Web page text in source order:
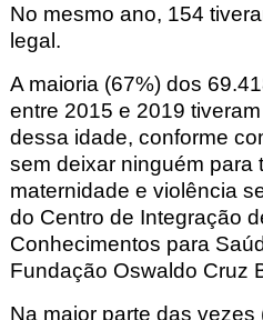
No mesmo ano, 154
legal.
A maioria (67%) dos
entre 2015 e 2019
dessa idade, conforme
sem deixar ninguém para
maternidade e violência
do Centro de Integração
Conhecimentos para
Fundação Oswaldo Cruz
Na maior parte das vezes